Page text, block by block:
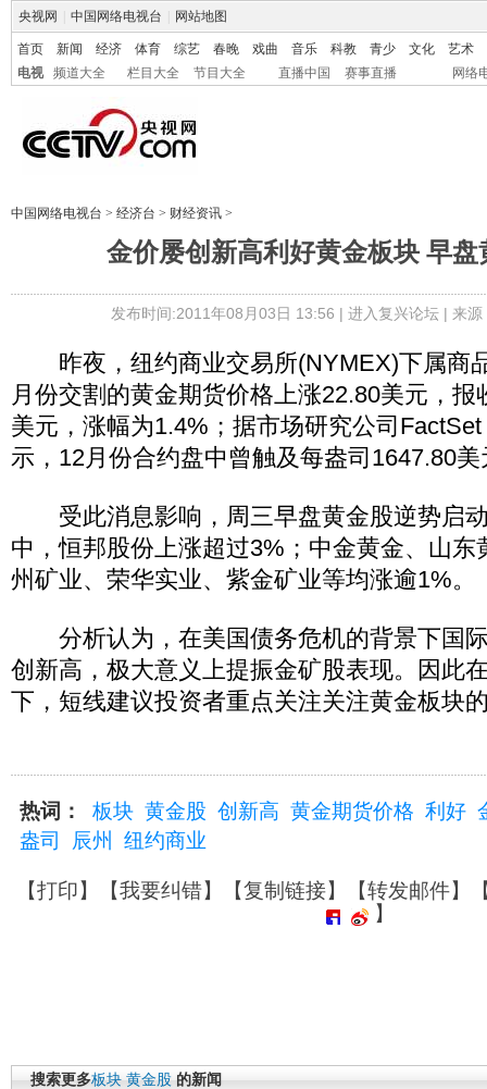
央视网 中国网络电视台 网站地图
首页 新闻 经济 体育 综艺 春晚 戏曲 音乐 科教 青少 文化
艺术
电视
频道大全 栏目大全 节目大全 直播中国 赛事直播 网络
中国网络电视台 > 经济台 > 财经资讯 >
金价屡创新高利好黄金板块 早盘
发布时间:2011年08月03日 13:56 | 进入复兴论坛| 来源
昨夜，纽约商业交易所(NYMEX)下属商
月份交割的黄金期货价格上涨22.80美元，报
美元，涨幅为1.4%；据市场研究公司
示，12月份合约盘中曾触及每盎司1647.80
受此消息影响，周三早盘黄金股逆势启
中，恒邦股份上涨超过3%；中金黄金、山东
州矿业、荣华实业、紫金矿业等均涨逾1%。
分析认为，在美国债务危机的背景下国
创新高，极大意义上提振金矿股表现。因此
下，短线建议投资者重点关注关注黄金板块
热词： 板块 黄金股 创新高 黄金期货价格 利好
盎司
辰州 纽约商业
【打印】【我要纠错】【复制链接】【转发邮件】
】
搜索更多板块 黄金股 的新闻